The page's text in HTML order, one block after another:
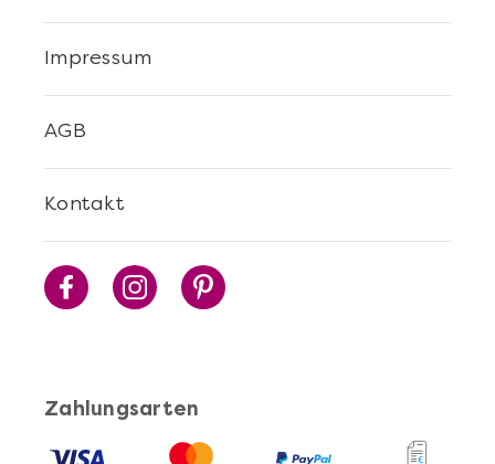
Zahlungsarten
Kontakt
AGB
Impressum